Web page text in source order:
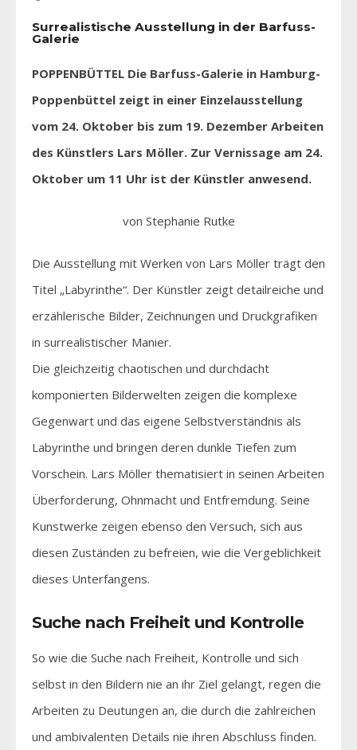
Surrealistische Ausstellung in der Barfuss-
Galerie
POPPENBÜTTEL Die Barfuss-Galerie in Hamburg-
Poppenbüttel zeigt in einer Einzelausstellung
vom 24. Oktober bis zum 19. Dezember Arbeiten
des Künstlers Lars Möller. Zur Vernissage am 24.
Oktober um 11 Uhr ist der Künstler anwesend.
von Stephanie Rutke
Die Ausstellung mit Werken von Lars Möller trägt den
Titel „Labyrinthe“. Der Künstler zeigt detailreiche und
erzählerische Bilder, Zeichnungen und Druckgrafiken
in surrealistischer Manier.
Die gleichzeitig chaotischen und durchdacht
komponierten Bilderwelten zeigen die komplexe
Gegenwart und das eigene Selbstverständnis als
Labyrinthe und bringen deren dunkle Tiefen zum
Vorschein. Lars Möller thematisiert in seinen Arbeiten
Überforderung, Ohnmacht und Entfremdung. Seine
Kunstwerke zeigen ebenso den Versuch, sich aus
diesen Zuständen zu befreien, wie die Vergeblichkeit
dieses Unterfangens.
Suche nach Freiheit und Kontrolle
So wie die Suche nach Freiheit, Kontrolle und sich
selbst in den Bildern nie an ihr Ziel gelangt, regen die
Arbeiten zu Deutungen an, die durch die zahlreichen
und ambivalenten Details nie ihren Abschluss finden.